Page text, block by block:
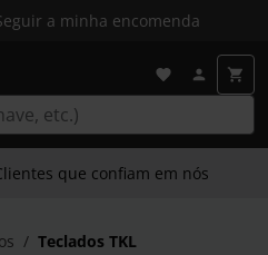
a minha encomenda
24 HRS- Acima dos 50€
que confiam em nós
Teclados TKL